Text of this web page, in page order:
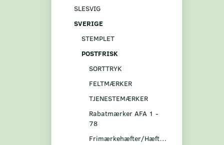
SLESVIG
SVERIGE
STEMPLET
POSTFRISK
SORTTRYK
FELTMÆRKER
TJENESTEMÆRKER
Rabatmærker AFA 1 -
78
Frimærkehæfter/Hæftesammentryk